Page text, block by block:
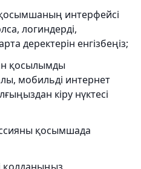
интерфейсі
логиндерді,
деректерін енгізбеңіз;
қосылымды
мобильді интернет
кіру нүктесі
қосымшада